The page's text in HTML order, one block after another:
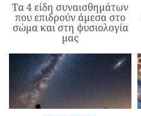
Τα 4 είδη συναισθημάτων
που επιδρούν άμεσα στο
σώμα και στη φυσιολογία
μας